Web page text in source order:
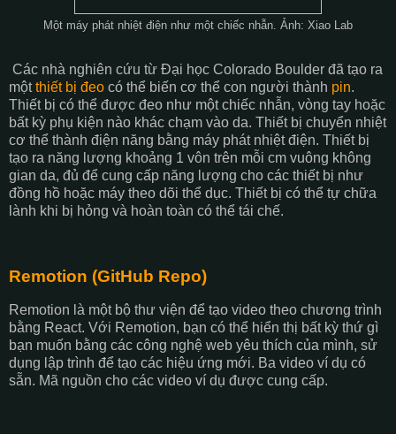
Một máy phát nhiệt điện như một chiếc nhẫn. Ảnh: Xiao Lab
Các nhà nghiên cứu từ Đại học Colorado Boulder đã tạo ra
mộtthiết bị đeo có thể biến cơ thể con người thành pin.
Thiết bị có thể được đeo như một chiếc nhẫn, vòng tay hoặc
bất kỳ phụ kiện nào khác chạm vào da. Thiết bị chuyển nhiệt
cơ thể thành điện năng bằng máy phát nhiệt điện. Thiết bị
tạo ra năng lượng khoảng 1 vôn trên mỗi cm vuông không
gian da, đủ để cung cấp năng lượng cho các thiết bị như
đồng hồ hoặc máy theo dõi thể dục. Thiết bị có thể tự chữa
lành khi bị hỏng và hoàn toàn có thể tái chế.
Remotion (GitHub Repo)
Remotion là một bộ thư viện để tạo video theo chương trình
bằng React. Với Remotion, bạn có thể hiển thị bất kỳ thứ gì
bạn muốn bằng các công nghệ web yêu thích của mình, sử
dụng lập trình để tạo các hiệu ứng mới. Ba video ví dụ có
sẵn. Mã nguồn cho các video ví dụ được cung cấp.